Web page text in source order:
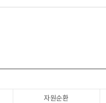
자원순환